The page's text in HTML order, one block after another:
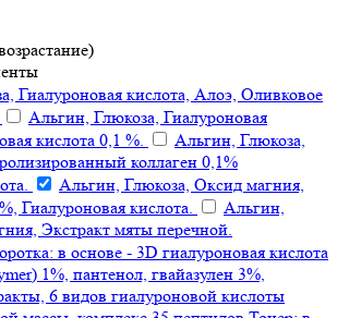
Гиалуроновая кислота, Алоэ, Оливковое
Альгин, Глюкоза, Гиалуроновая
кислота 0,1 %.
Альгин, Глюкоза,
коллаген 0,1%
Альгин, Глюкоза, Оксид магния,
Гиалуроновая кислота.
Альгин,
Экстракт мяты перечной.
в основе - 3D гиалуроновая кислота
1%, пантенол, гвайазулен 3%,
6 видов гиалуроновой кислоты